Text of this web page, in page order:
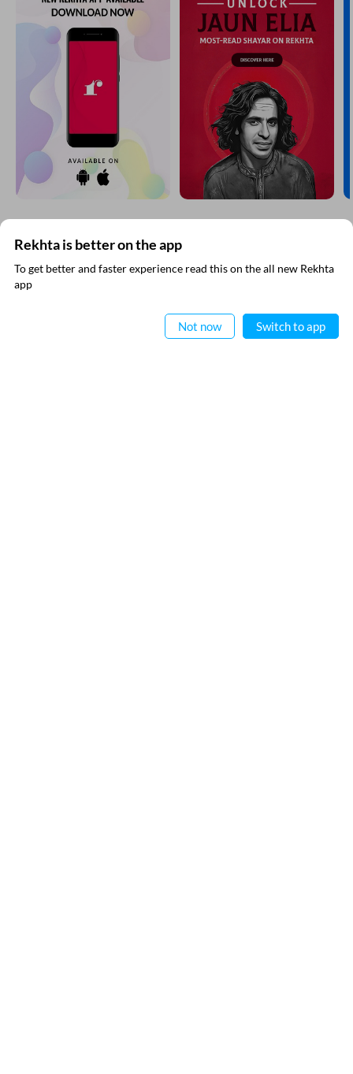
रेख़्ता न्यूज़लेटर सबस्क्राइब कीजिए
नई जानकारियाँ प्राप्त करने के लिए रेख़्ता न्यूज़ लेटर सब्स्क्राइब कीजिए
Rekhta is better on the app
To get better and faster experience read this on the all new Rekhta
app
Not now Switch to app